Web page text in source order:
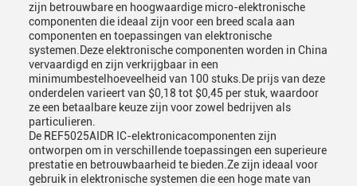
zijn betrouwbare en hoogwaardige micro-elektronische
componenten die ideaal zijn voor een breed scala aan
componenten en toepassingen van elektronische
systemen.Deze elektronische componenten worden in China
vervaardigd en zijn verkrijgbaar in een
minimumbestelhoeveelheid van 100 stuks.De prijs van deze
onderdelen varieert van $0,18 tot $0,45 per stuk, waardoor
ze een betaalbare keuze zijn voor zowel bedrijven als
particulieren.
De REF5025AIDR IC-elektronicacomponenten zijn
ontworpen om in verschillende toepassingen een superieure
prestatie en betrouwbaarheid te bieden.Ze zijn ideaal voor
gebruik in elektronische systemen die een hoge mate van